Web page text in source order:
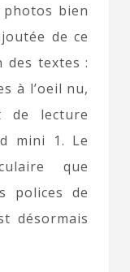
bien
de ce
des textes :
à l’oeil nu,
de lecture
mini 1. Le
que
polices de
désormais